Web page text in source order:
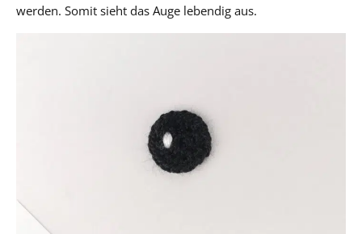
werden. Somit sieht das Auge lebendig aus.